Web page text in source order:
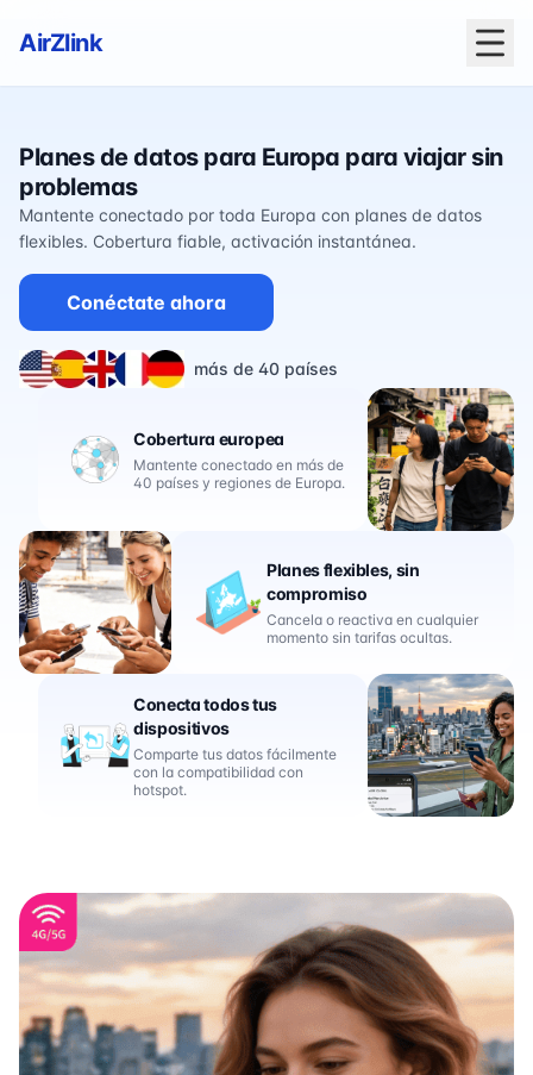
AirZlink
Planes de datos para Europa para viajar sin
problemas
Mantente conectado por toda Europa con planes de datos
flexibles. Cobertura fiable, activación instantánea.
Conéctate ahora
más de 40 países
Cobertura europea
Mantente conectado en más de
40 países y regiones de Europa.
Planes flexibles, sin
compromiso
Cancela o reactiva en cualquier
momento sin tarifas ocultas.
Conecta todos tus
dispositivos
Comparte tus datos fácilmente
con la compatibilidad con
hotspot.